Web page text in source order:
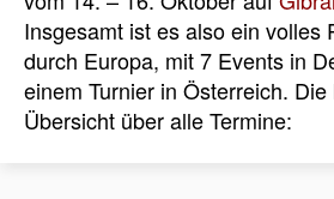
Insgesamt ist es also ein volles
durch Europa, mit 7 Events in
einem Turnier in Österreich.
Übersicht über alle Termine: